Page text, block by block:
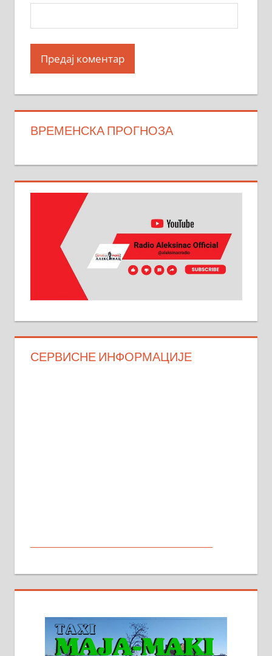
ВРЕМЕНСКА ПРОГНОЗА
СЕРВИСНЕ ИНФОРМАЦИЈЕ
стамбене целине једна уз другу.
2х150м2, две гараже, централно
грејање на гас и дрва. Две
адресе. 063/71-74-023